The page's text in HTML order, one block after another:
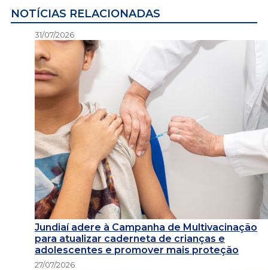
NOTÍCIAS RELACIONADAS
31/07/2026
Jundiaí adere à Campanha de Multivacinação
para atualizar caderneta de crianças e
adolescentes e promover mais proteção
27/07/2026